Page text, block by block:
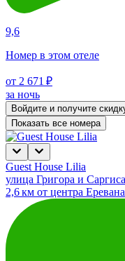
9,6
Номер в этом отеле
от 2 671 ₽
за ночь
Войдите и получите
Показать все номера
Guest House Lilia
улица Григора и
2,6 км от центра Еревана